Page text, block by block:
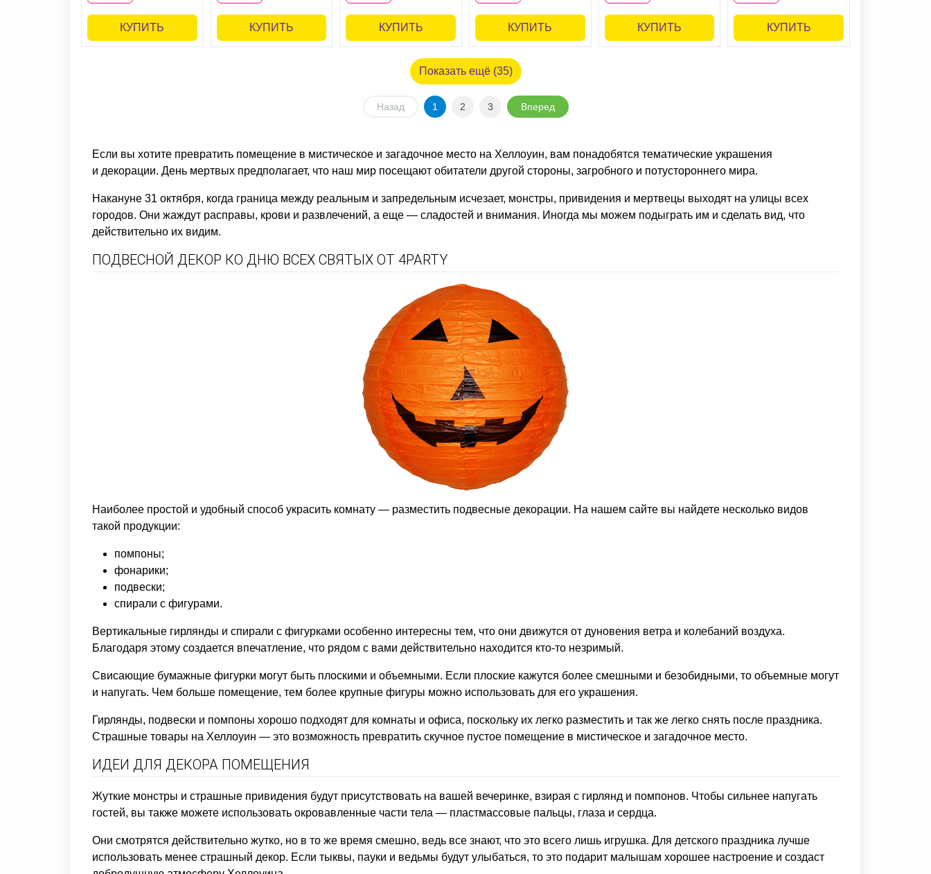
КУПИТЬ КУПИТЬ КУПИТЬ КУПИТЬ КУПИТЬ КУПИТЬ
Показать ещё (35)
Назад 1 2 3 Вперед
Если вы хотите превратить помещение в мистическое и загадочное место на Хеллоуин, вам понадобятся тематические украшения
и декорации. День мертвых предполагает, что наш мир посещают обитатели другой стороны, загробного и потустороннего мира.
Накануне 31 октября, когда граница между реальным и запредельным исчезает, монстры, привидения и мертвецы выходят на улицы всех
городов. Они жаждут расправы, крови и развлечений, а еще — сладостей и внимания. Иногда мы можем подыграть им и сделать вид, что
действительно их видим.
ПОДВЕСНОЙ ДЕКОР КО ДНЮ ВСЕХ СВЯТЫХ ОТ 4PARTY
Наиболее простой и удобный способ украсить комнату — разместить подвесные декорации. На нашем сайте вы найдете несколько видов
такой продукции:
помпоны;
фонарики;
подвески;
спирали с фигурами.
Вертикальные гирлянды и спирали с фигурками особенно интересны тем, что они движутся от дуновения ветра и колебаний воздуха.
Благодаря этому создается впечатление, что рядом с вами действительно находится кто-то незримый.
Свисающие бумажные фигурки могут быть плоскими и объемными. Если плоские кажутся более смешными и безобидными, то объемные могут
и напугать. Чем больше помещение, тем более крупные фигуры можно использовать для его украшения.
Гирлянды, подвески и помпоны хорошо подходят для комнаты и офиса, поскольку их легко разместить и так же легко снять после праздника.
Страшные товары на Хеллоуин — это возможность превратить скучное пустое помещение в мистическое и загадочное место.
ИДЕИ ДЛЯ ДЕКОРА ПОМЕЩЕНИЯ
Жуткие монстры и страшные привидения будут присутствовать на вашей вечеринке, взирая с гирлянд и помпонов. Чтобы сильнее напугать
гостей, вы также можете использовать окровавленные части тела — пластмассовые пальцы, глаза и сердца.
Они смотрятся действительно жутко, но в то же время смешно, ведь все знают, что это всего лишь игрушка. Для детского праздника лучше
использовать менее страшный декор. Если тыквы, пауки и ведьмы будут улыбаться, то это подарит малышам хорошее настроение и создаст